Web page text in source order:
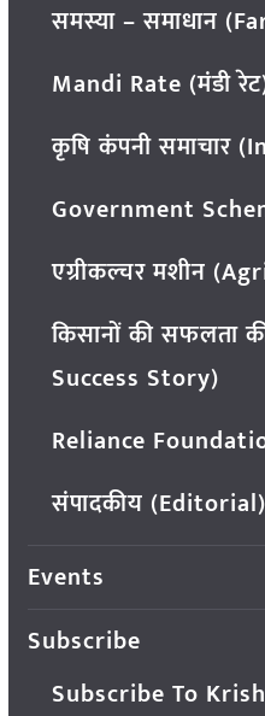
समस्या – समाधान
Mandi Rate (मंडी
कृषि कंपनी समाचार
Government
एग्रीकल्चर मशीन
किसानों की सफलता
Success Story)
Reliance
संपादकीय (Editorial)
Events
Subscribe
Subscribe To